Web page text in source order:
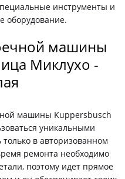
инструменты и
оборудование.
машины
Миклухо -
машины Kuppersbusch
уникальными
в авторизованном
ремонта необходимо
поэтому идет прямое